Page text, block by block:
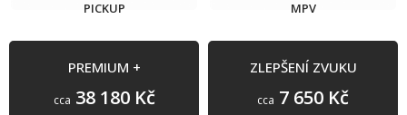
PICKUP MPV
PREMIUM +
cca 38 180 Kč
ZLEPŠENÍ ZVUKU
cca 7 650 Kč